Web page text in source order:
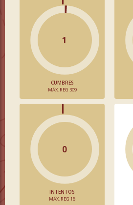
1
CUMBRES
MÁX. REG 309
0
INTENTOS
MÁX. REG 18